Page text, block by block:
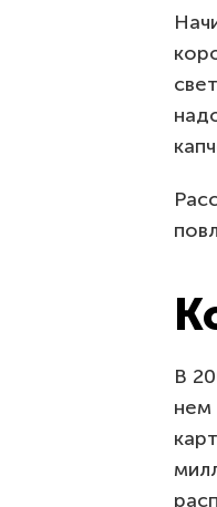
В
нем